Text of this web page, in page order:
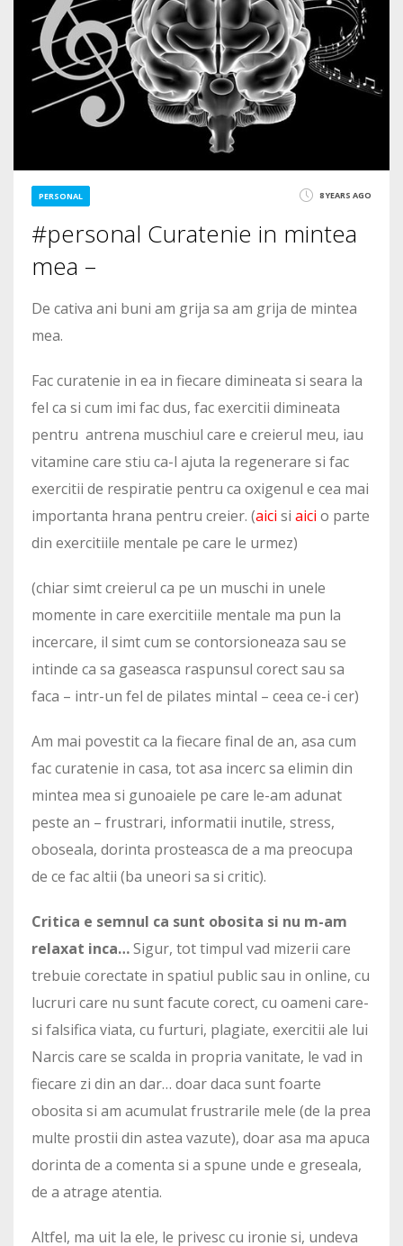
PERSONAL 8 YEARS AGO
#personal Curatenie in mintea
mea –
De cativa ani buni am grija sa am grija de mintea
mea.
Fac curatenie in ea in fiecare dimineata si seara la
fel ca si cum imi fac dus, fac exercitii dimineata
pentru antrena muschiul care e creierul meu, iau
vitamine care stiu ca-l ajuta la regenerare si fac
exercitii de respiratie pentru ca oxigenul e cea mai
importanta hrana pentru creier. (aici si aici o parte
din exercitiile mentale pe care le urmez)
(chiar simt creierul ca pe un muschi in unele
momente in care exercitiile mentale ma pun la
incercare, il simt cum se contorsioneaza sau se
intinde ca sa gaseasca raspunsul corect sau sa
faca – intr-un fel de pilates mintal – ceea ce-i cer)
Am mai povestit ca la fiecare final de an, asa cum
fac curatenie in casa, tot asa incerc sa elimin din
mintea mea si gunoaiele pe care le-am adunat
peste an – frustrari, informatii inutile, stress,
oboseala, dorinta prosteasca de a ma preocupa
de ce fac altii (ba uneori sa si critic).
Critica e semnul ca sunt obosita si nu m-am
relaxat inca…Sigur, tot timpul vad mizerii care
trebuie corectate in spatiul public sau in online, cu
lucruri care nu sunt facute corect, cu oameni care-
si falsifica viata, cu furturi, plagiate, exercitii ale lui
Narcis care se scalda in propria vanitate, le vad in
fiecare zi din an dar… doar daca sunt foarte
obosita si am acumulat frustrarile mele (de la prea
multe prostii din astea vazute), doar asa ma apuca
dorinta de a comenta si a spune unde e greseala,
de a atrage atentia.
Altfel, ma uit la ele, le privesc cu ironie si, undeva